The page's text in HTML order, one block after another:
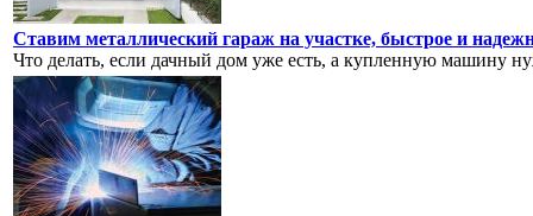
Ставим металлический гараж на участке, быстрое и
Что делать, если дачный дом уже есть, а купленную машину